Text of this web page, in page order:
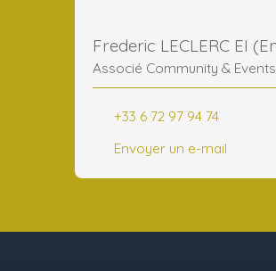
Associé Community & Events
+33 6 72 97 94 74
Envoyer un e-mail